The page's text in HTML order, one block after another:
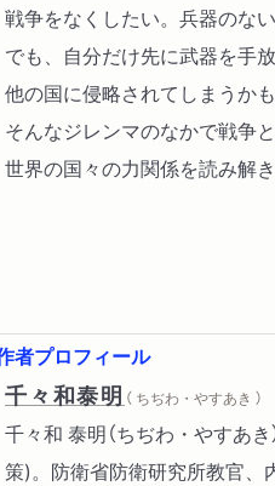
戦争をなくしたい。兵器のな
でも、自分だけ先に武器を手
他の国に侵略されてしまうか
そんなジレンマのなかで戦争
世界の国々の力関係を読み解き
者プロフィール
千々和泰明 （ ちぢわ・やすあき ）
千々和 泰明（ちぢわ・やすあ
策)。防衛省防衛研究所教官、